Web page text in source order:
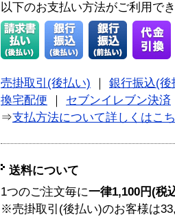
以下のお支払い方法がご利用で
売掛取引(後払い)
銀行振込(後
換宅配便
セブンイレブン決済
⇒支払方法について詳しくはこ
送料について
1つのご注文毎に一律1,100円(税
※売掛取引(後払い)のお客様は